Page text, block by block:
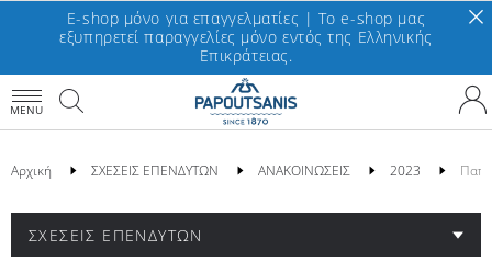
E-shop μόνο για επαγγελματίες | To e-shop μας
εξυπηρετεί παραγγελίες μόνο εντός της Ελληνικής
Επικράτειας.
MENU
Αρχική ΣΧΕΣΕΙΣ ΕΠΕΝΔΥΤΩΝ ΑΝΑΚΟΙΝΩΣΕΙΣ 2023
ΣΧΕΣΕΙΣ ΕΠΕΝΔΥΤΩΝ